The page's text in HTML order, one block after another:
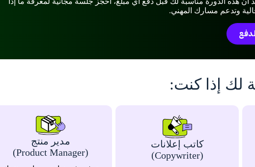
وتدعم مسارك المهني.
لك إذا كنت:
كاتب إعلانات
(Copywriter)
مدير منتج
(Product Manager)